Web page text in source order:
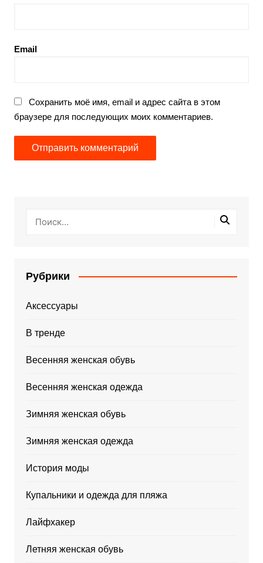
Email
Сохранить моё имя, email и адрес сайта в этом
браузере для последующих моих комментариев.
Рубрики
Аксессуары
В тренде
Весенняя женская обувь
Весенняя женская одежда
Зимняя женская обувь
Зимняя женская одежда
История моды
Купальники и одежда для пляжа
Лайфхакер
Летняя женская обувь